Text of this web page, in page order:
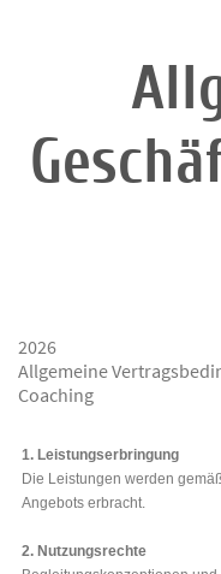
2026
Allgemeine
Coaching
1. Leistungserbringung
Die Leistungen werden
Angebots erbracht.
2. Nutzungsrechte